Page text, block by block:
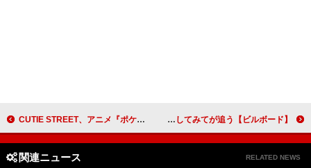
CUTIE STREET、アニメ『ポケモン』新EDテーマ「キュートなキューたい」のTVサイズ配信開始 【ビルボード】神谷健太（THE RAMPAGE）1st写真集 『光と影』2度目の文化書籍チャート首位 きゅるりんってしてみてが追う
関連ニュース RELATED NEWS